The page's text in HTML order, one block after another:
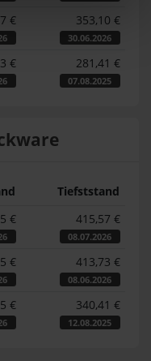
€ 353,10 €
30.06.2026
€ 281,41 €
07.08.2025
Tiefststand
€ 415,57 €
08.07.2026
€ 413,73 €
08.06.2026
€ 340,41 €
12.08.2025